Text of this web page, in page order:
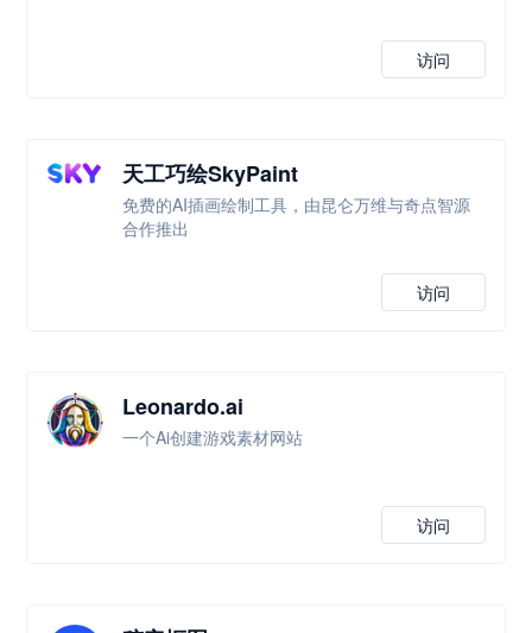
访问
天工巧绘SkyPaint
免费的AI插画绘制工具，由昆仑万维与奇点智源
合作推出
访问
Leonardo.ai
一个Ai创建游戏素材网站
访问